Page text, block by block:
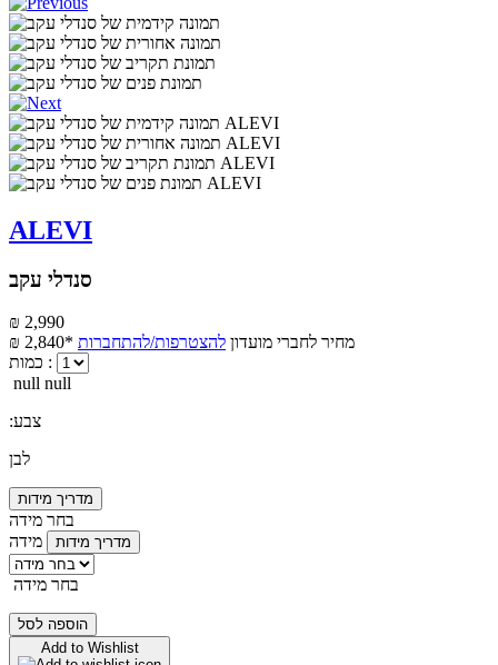
ALEVI
סנדלי עקב
₪ 2,990
₪ 2,840*
מחיר לחברי מועדון להצטרפות/להתחברות
כמות :
null null
:צבע
לבן
מדריך מידות
בחר מידה
מידה
מדריך מידות
בחר מידה
הוספה לסל
Add to Wishlist